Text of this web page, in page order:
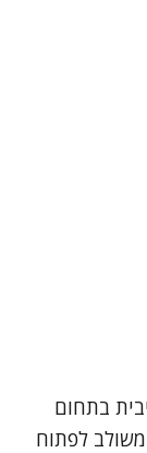
בתחום
לפתוח